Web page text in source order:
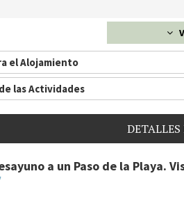
el Alojamiento
las Actividades
DETALLES
a un Paso de la Playa.